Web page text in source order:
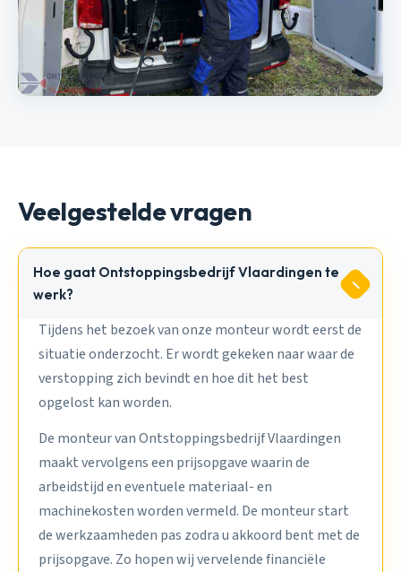
Veelgestelde vragen
Hoe gaat Ontstoppingsbedrijf Vlaardingen te
werk?
Tijdens het bezoek van onze monteur wordt eerst de
situatie onderzocht. Er wordt gekeken naar waar de
verstopping zich bevindt en hoe dit het best
opgelost kan worden.
De monteur van Ontstoppingsbedrijf Vlaardingen
maakt vervolgens een prijsopgave waarin de
arbeidstijd en eventuele materiaal- en
machinekosten worden vermeld. De monteur start
de werkzaamheden pas zodra u akkoord bent met de
prijsopgave. Zo hopen wij vervelende financiële